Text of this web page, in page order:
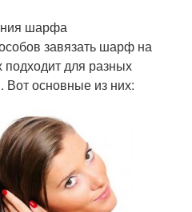
шарфа
завязать шарф на
подходит для разных
Вот основные из них: